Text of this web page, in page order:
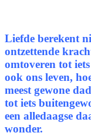
Liefde berekent
ontzettende
omtoveren tot
ook ons leven,
meest gewone
tot iets
een alledaagse
wonder.